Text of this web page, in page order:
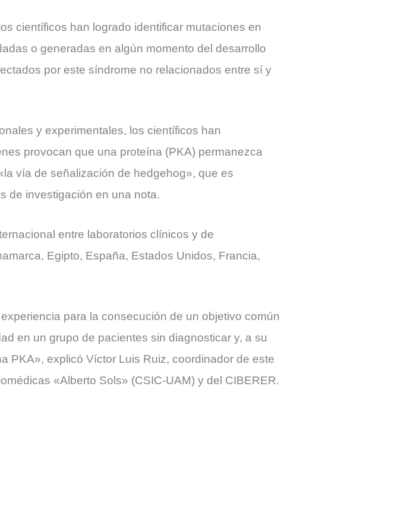
científicos han logrado identificar mutaciones en
o generadas en algún momento del desarrollo
por este síndrome no relacionados entre sí y
y experimentales, los científicos han
provocan que una proteína (PKA) permanezca
vía de señalización de hedgehog», que es
de investigación en una nota.
entre laboratorios clínicos y de
Egipto, España, Estados Unidos, Francia,
para la consecución de un objetivo común
en un grupo de pacientes sin diagnosticar y, a su
PKA», explicó Víctor Luis Ruiz, coordinador de este
«Alberto Sols» (CSIC-UAM) y del CIBERER.